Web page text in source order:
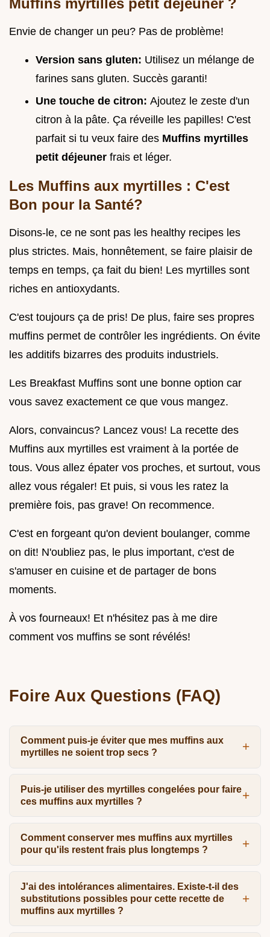
Muffins myrtilles petit déjeuner ?
Envie de changer un peu? Pas de problème!
Version sans gluten: Utilisez un mélange de
farines sans gluten. Succès garanti!
Une touche de citron: Ajoutez le zeste d'un
citron à la pâte. Ça réveille les papilles! C'est
parfait si tu veux faire des Muffins myrtilles
petit déjeuner frais et léger.
Les Muffins aux myrtilles : C'est
Bon pour la Santé?
Disons-le, ce ne sont pas les healthy recipes les
plus strictes. Mais, honnêtement, se faire plaisir de
temps en temps, ça fait du bien! Les myrtilles sont
riches en antioxydants.
C'est toujours ça de pris! De plus, faire ses propres
muffins permet de contrôler les ingrédients. On évite
les additifs bizarres des produits industriels.
Les Breakfast Muffins sont une bonne option car
vous savez exactement ce que vous mangez.
Alors, convaincus? Lancez vous! La recette des
Muffins aux myrtilles est vraiment à la portée de
tous. Vous allez épater vos proches, et surtout, vous
allez vous régaler! Et puis, si vous les ratez la
première fois, pas grave! On recommence.
C'est en forgeant qu'on devient boulanger, comme
on dit! N'oubliez pas, le plus important, c'est de
s'amuser en cuisine et de partager de bons
moments.
À vos fourneaux! Et n'hésitez pas à me dire
comment vos muffins se sont révélés!
Foire Aux Questions (FAQ)
Comment puis-je éviter que mes muffins aux
myrtilles ne soient trop secs ?
Puis-je utiliser des myrtilles congelées pour faire
ces muffins aux myrtilles ?
Comment conserver mes muffins aux myrtilles
pour qu'ils restent frais plus longtemps ?
J'ai des intolérances alimentaires. Existe-t-il des
substitutions possibles pour cette recette de
muffins aux myrtilles ?